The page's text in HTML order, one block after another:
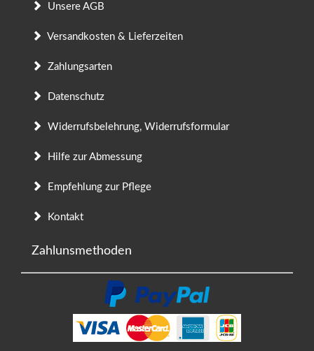
Unsere AGB
Versandkosten & Lieferzeiten
Zahlungsarten
Datenschutz
Widerrufsbelehrung, Widerrufsformular
Hilfe zur Abmessung
Empfehlung zur Pflege
Kontakt
Zahlunsmethoden